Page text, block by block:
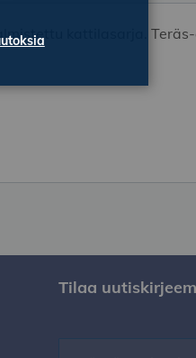
kattilasarja.
Tilaa